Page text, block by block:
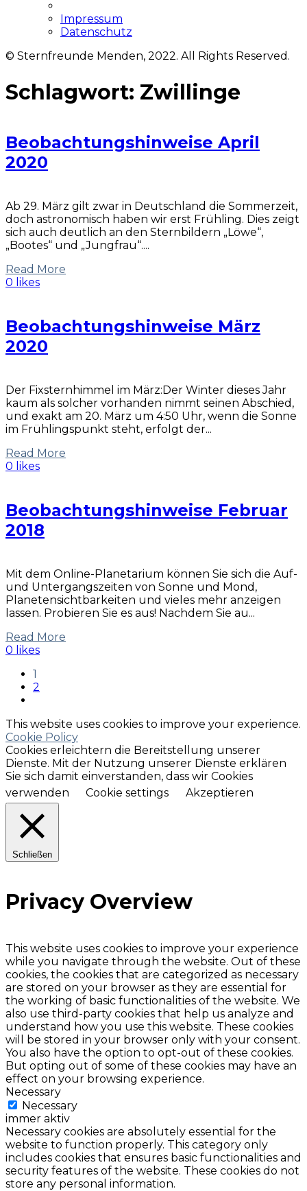
Impressum
Datenschutz
© Sternfreunde Menden, 2022. All Rights Reserved.
Schlagwort: Zwillinge
Beobachtungshinweise April
2020
Ab 29. März gilt zwar in Deutschland die Sommerzeit,
doch astronomisch haben wir erst Frühling. Dies zeigt
sich auch deutlich an den Sternbildern „Löwe“,
„Bootes“ und „Jungfrau“....
Read More
0 likes
Beobachtungshinweise März
2020
Der Fixsternhimmel im März:Der Winter dieses Jahr
kaum als solcher vorhanden nimmt seinen Abschied,
und exakt am 20. März um 4:50 Uhr, wenn die Sonne
im Frühlingspunkt steht, erfolgt der...
Read More
0 likes
Beobachtungshinweise Februar
2018
Mit dem Online-Planetarium können Sie sich die Auf-
und Untergangszeiten von Sonne und Mond,
Planetensichtbarkeiten und vieles mehr anzeigen
lassen. Probieren Sie es aus! Nachdem Sie au...
Read More
0 likes
1
2
This website uses cookies to improve your experience.
Cookie Policy
Cookies erleichtern die Bereitstellung unserer
Dienste. Mit der Nutzung unserer Dienste erklären
Sie sich damit einverstanden, dass wir Cookies
verwenden
Cookie settings Akzeptieren
Schließen
Privacy Overview
This website uses cookies to improve your experience
while you navigate through the website. Out of these
cookies, the cookies that are categorized as necessary
are stored on your browser as they are essential for
the working of basic functionalities of the website. We
also use third-party cookies that help us analyze and
understand how you use this website. These cookies
will be stored in your browser only with your consent.
You also have the option to opt-out of these cookies.
But opting out of some of these cookies may have an
effect on your browsing experience.
Necessary
Necessary
immer aktiv
Necessary cookies are absolutely essential for the
website to function properly. This category only
includes cookies that ensures basic functionalities and
security features of the website. These cookies do not
store any personal information.